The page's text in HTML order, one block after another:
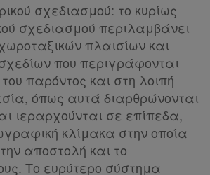
Γ΄ [-]
7 [-]
σχεδιασμού: το κυρίως
σχεδιασμού περιλαμβάνει
πλαισίων και
που περιγράφονται
παρόντος και στη λοιπή
όπως αυτά διαρθρώνονται
ιεραρχούνται σε επίπεδα,
κλίμακα στην οποία
αποστολή και το
Το ευρύτερο σύστημα